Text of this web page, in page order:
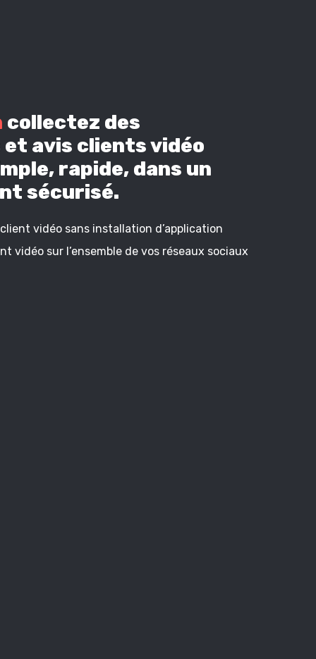
collectez des
et avis clients vidéo
rapide, dans un
sécurisé.
vidéo sans installation d’application
vidéo sur l’ensemble de vos réseaux sociaux